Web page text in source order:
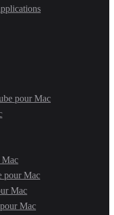
pour Mac
Mac
pour Mac
Mac
Mac